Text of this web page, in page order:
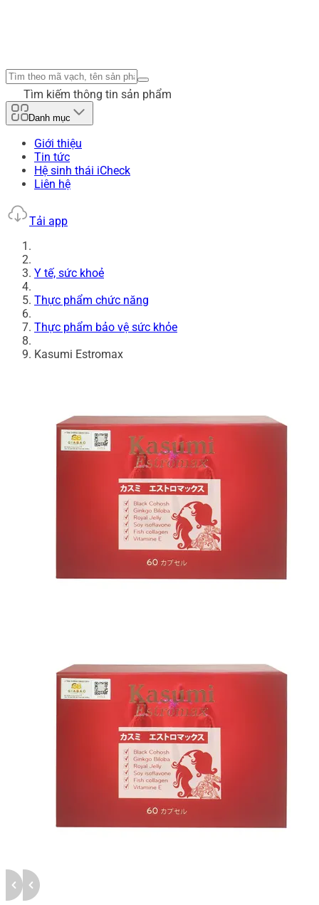
Tìm kiếm thông tin sản phẩm
Danh mục
Giới thiệu
Tin tức
Hệ sinh thái iCheck
Liên hệ
Tải app
Y tế, sức khoẻ
Thực phẩm chức năng
Thực phẩm bảo vệ sức khỏe
Kasumi Estromax